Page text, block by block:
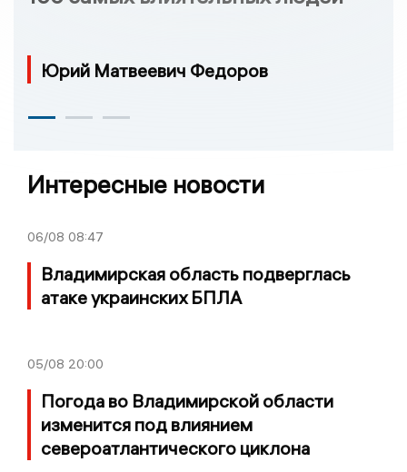
Юрий Матвеевич Федоров
Интересные новости
06/08 08:47
Владимирская область подверглась
атаке украинских БПЛА
05/08 20:00
Погода во Владимирской области
изменится под влиянием
североатлантического циклона